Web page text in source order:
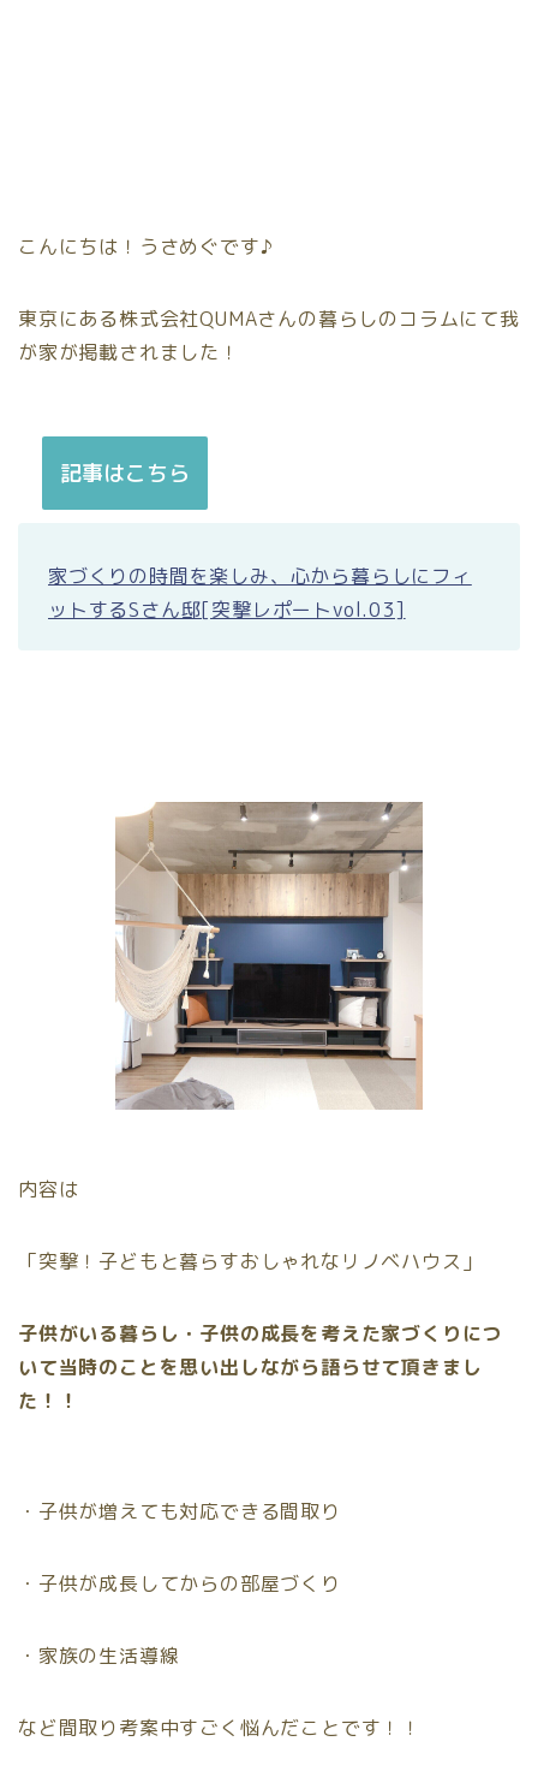
こんにちは！うさめぐです♪
東京にある株式会社QUMAさんの暮らしのコラムにて我
が家が掲載されました！
記事はこちら
家づくりの時間を楽しみ、心から暮らしにフィ
ットするSさん邸[突撃レポートvol.03]
内容は
「突撃！子どもと暮らすおしゃれなリノベハウス」
子供がいる暮らし・子供の成長を考えた家づくりにつ
いて当時のことを思い出しながら語らせて頂きまし
た！！
・子供が増えても対応できる間取り
・子供が成長してからの部屋づくり
・家族の生活導線
など間取り考案中すごく悩んだことです！！